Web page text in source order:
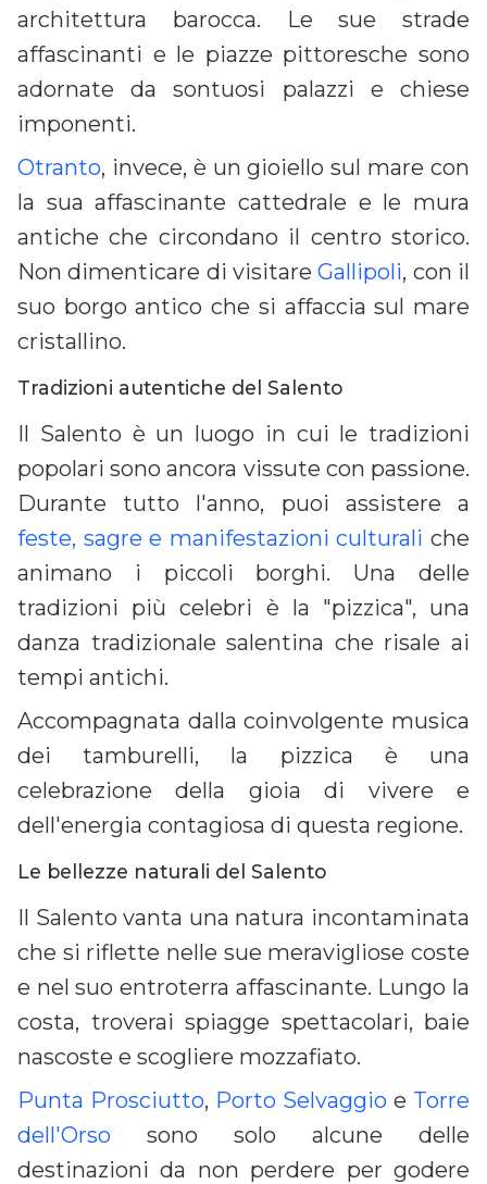
architettura barocca. Le sue strade
affascinanti e le piazze pittoresche sono
adornate da sontuosi palazzi e chiese
imponenti.
Otranto, invece, è un gioiello sul mare con
la sua affascinante cattedrale e le mura
antiche che circondano il centro storico.
Non dimenticare di visitareGallipoli, con il
suo borgo antico che si affaccia sul mare
cristallino.
Tradizioni autentiche del Salento
Il Salento è un luogo in cui le tradizioni
popolari sono ancora vissute con passione.
Durante tutto l'anno, puoi assistere a
feste, sagre e manifestazioni culturali che
animano i piccoli borghi. Una delle
tradizioni più celebri è la "pizzica", una
danza tradizionale salentina che risale ai
tempi antichi.
Accompagnata dalla coinvolgente musica
dei tamburelli, la pizzica è una
celebrazione della gioia di vivere e
dell'energia contagiosa di questa regione.
Le bellezze naturali del Salento
Il Salento vanta una natura incontaminata
che si riflette nelle sue meravigliose coste
e nel suo entroterra affascinante. Lungo la
costa, troverai spiagge spettacolari, baie
nascoste e scogliere mozzafiato.
Punta Prosciutto, Porto Selvaggio e Torre
dell'Orso sono solo alcune delle
destinazioni da non perdere per godere